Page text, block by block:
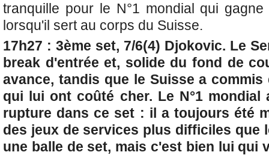
tranquille pour le N°1 mondial qui
lorsqu'il sert au corps du Suisse.
17h27 : 3ème set, 7/6(4) Djokovic. Le
break d'entrée et, solide du fond de
avance, tandis que le Suisse a
qui lui ont coûté cher. Le N°1 mondial
rupture dans ce set : il a toujours été
des jeux de services plus difficiles que
une balle de set, mais c'est bien lui qui